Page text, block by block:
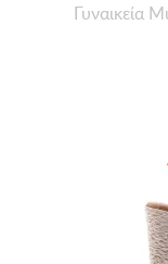
Γυναικεία